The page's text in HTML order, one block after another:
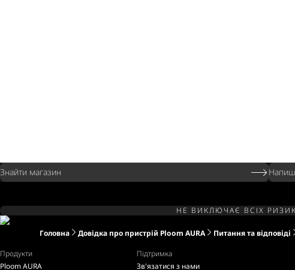
Знайти магазин
НЕ ВИКЛЮЧАЄ ВСІХ
Головна Довідка про пристрій Ploom AURA Питання та відповіді
Продукти
Ploom AURA
Підтримка
Зв'язатися з нами